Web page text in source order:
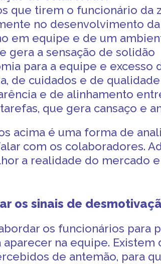
que tirem o funcionário da
no desenvolvimento
em equipe e de um
gera a sensação de solidão
para a equipe e
de cuidados e de
e de alinhamento
que gera cansaço e
acima é uma forma de
com os colaboradores.
a realidade do mercado
os sinais de
os funcionários para
aparecer na equipe.
de antemão, para